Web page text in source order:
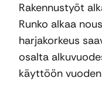
Rakennustyöt
Runko alkaa
harjakorkeus
osalta
käyttöön